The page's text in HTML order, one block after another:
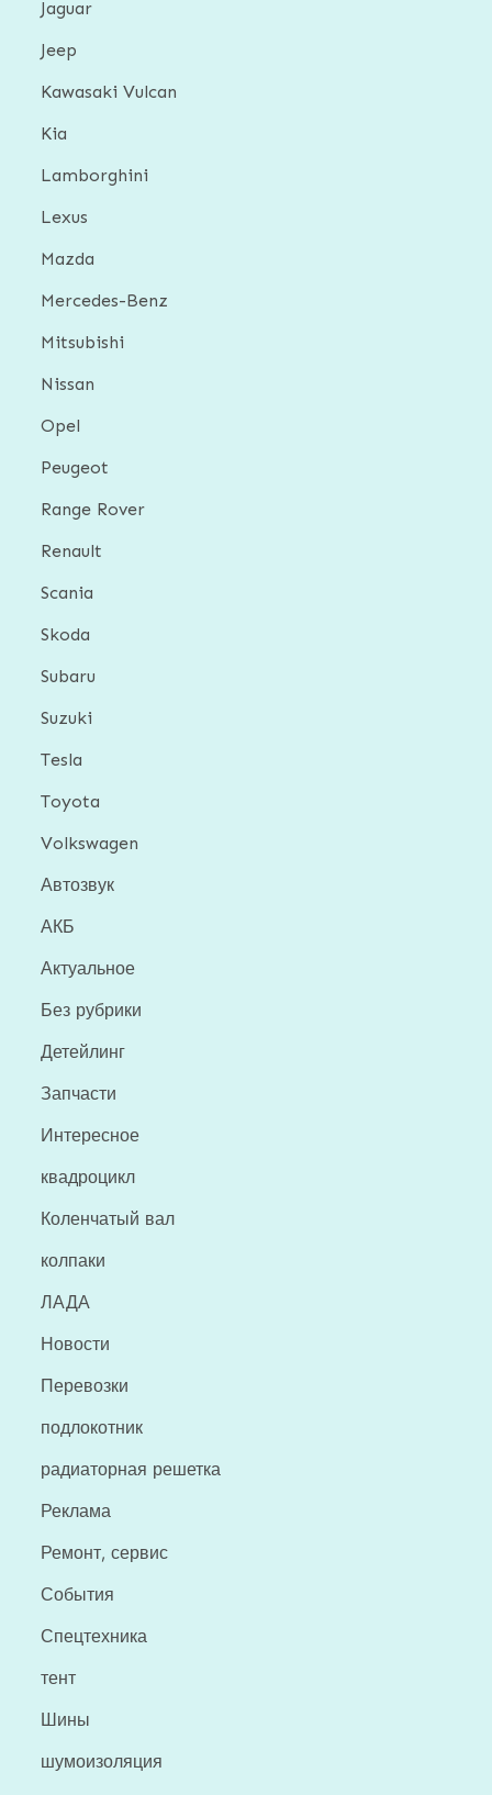
Jaguar
Jeep
Kawasaki Vulcan
Kia
Lamborghini
Lexus
Mazda
Mercedes-Benz
Mitsubishi
Nissan
Opel
Peugeot
Range Rover
Renault
Scania
Skoda
Subaru
Suzuki
Tesla
Toyota
Volkswagen
Автозвук
АКБ
Актуальное
Без рубрики
Детейлинг
Запчасти
Интересное
квадроцикл
Коленчатый вал
колпаки
ЛАДА
Новости
Перевозки
подлокотник
радиаторная решетка
Реклама
Ремонт, сервис
События
Спецтехника
тент
Шины
шумоизоляция